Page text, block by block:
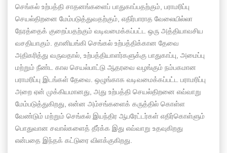
செங்கல் உற்பத்தி சாதனங்களைப் பாதுகாப்பதற்கும், பராமரிப்பு
செயல்திறனை மேம்படுத்துவதற்கும், எதிர்பாராத வேலையில்லா
நேரத்தைக் குறைப்பதற்கும் வடிவமைக்கப்பட்ட ஒரு அத்தியாவசிய
வசதியாகும். தானியங்கி செங்கல் உற்பத்திக்கான தேவை
அதிகரித்து வருவதால், உற்பத்தியாளர்களுக்கு பாதுகாப்பு, அமைப்பு
மற்றும் நீண்ட கால செயல்பாட்டு ஆதரவை வழங்கும் நம்பகமான
பராமரிப்பு இடங்கள் தேவை. ஒழுங்காக வடிவமைக்கப்பட்ட பராமரிப்பு
அறை ஏன் முக்கியமானது, அது உற்பத்தி செயல்திறனை எவ்வாறு
மேம்படுத்துகிறது, என்ன அம்சங்களைக் கருத்தில் கொள்ள
வேண்டும் மற்றும் செங்கல் இயந்திர ஆபரேட்டர்கள் எதிர்கொள்ளும்
பொதுவான சவால்களைத் தீர்க்க இது எவ்வாறு உதவுகிறது
என்பதை இந்தக் கட்டுரை விளக்குகிறது.